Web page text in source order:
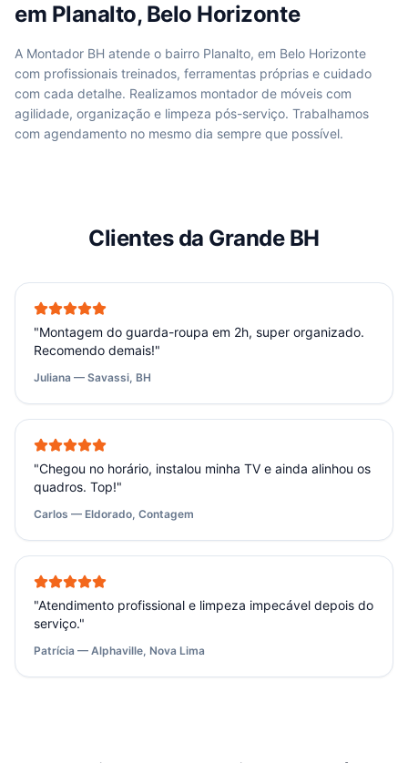
em Planalto, Belo Horizonte
A Montador BH atende o bairro Planalto, em Belo Horizonte
com profissionais treinados, ferramentas próprias e cuidado
com cada detalhe. Realizamos montador de móveis com
agilidade, organização e limpeza pós-serviço. Trabalhamos
com agendamento no mesmo dia sempre que possível.
Clientes da Grande BH
"Montagem do guarda-roupa em 2h, super organizado.
Recomendo demais!"
Juliana — Savassi, BH
"Chegou no horário, instalou minha TV e ainda alinhou os
quadros. Top!"
Carlos — Eldorado, Contagem
"Atendimento profissional e limpeza impecável depois do
serviço."
Patrícia — Alphaville, Nova Lima